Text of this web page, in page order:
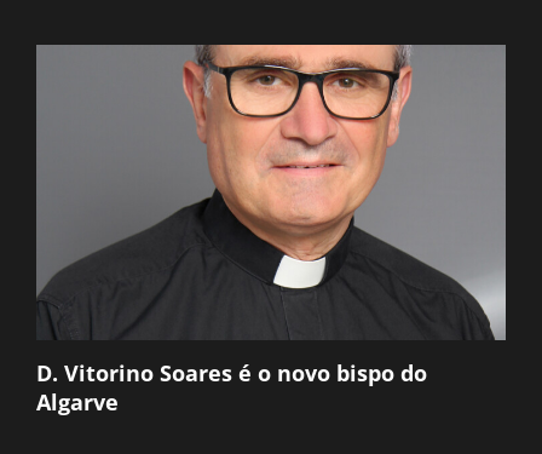
D. Vitorino Soares é o novo bispo do
Algarve